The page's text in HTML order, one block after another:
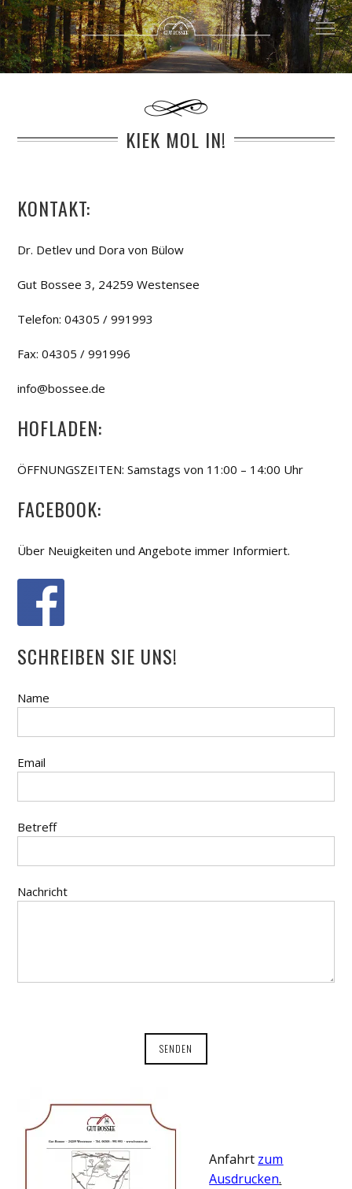
KIEK MOL IN!
KONTAKT:
Dr. Detlev und Dora von Bülow
Gut Bossee 3, 24259 Westensee
Telefon: 04305 / 991993
Fax: 04305 / 991996
info@bossee.de
HOFLADEN:
ÖFFNUNGSZEITEN: Samstags von 11:00 – 14:00 Uhr
FACEBOOK:
Über Neuigkeiten und Angebote immer Informiert.
SCHREIBEN SIE UNS!
Name
Email
Betreff
Nachricht
Anfahrt zum
Ausdrucken.